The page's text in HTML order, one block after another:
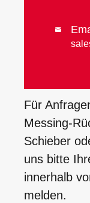

Für
Messing-
Schieber
uns bitte
innerhalb
melden.